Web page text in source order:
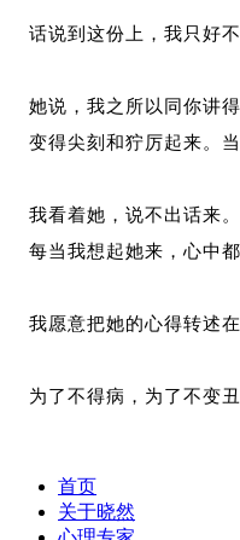
话说到这份上，我只好
她说，我之所以同你讲
变得尖刻和狞厉起来。
我看着她，说不出话来
每当我想起她来，心中
我愿意把她的心得转述
为了不得病，为了不变
首页
关于晓然